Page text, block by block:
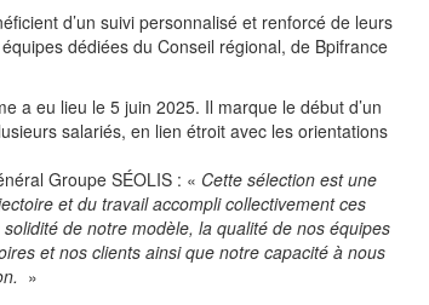
d’un suivi personnalisé et renforcé de leurs
dédiées du Conseil régional, de Bpifrance
a eu lieu le 5 juin 2025. Il marque le début d’un
salariés, en lien étroit avec les orientations
Groupe SÉOLIS : « Cette sélection est une
et du travail accompli collectivement ces
de notre modèle, la qualité de nos équipes
et nos clients ainsi que notre capacité à nous
»